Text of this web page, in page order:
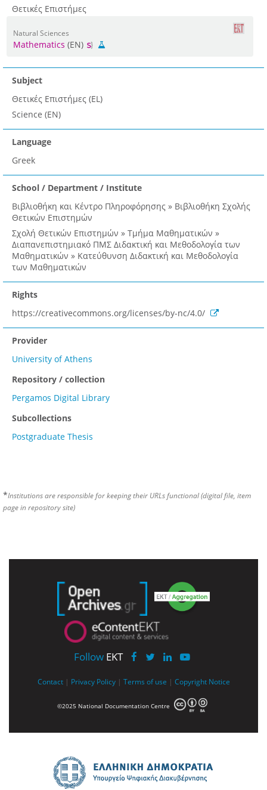
Θετικές Επιστήμες
Natural Sciences
Mathematics (EN)
Subject
Θετικές Επιστήμες (EL)
Science (EN)
Language
Greek
School / Department / Institute
Βιβλιοθήκη και Κέντρο Πληροφόρησης » Βιβλιοθήκη Σχολής
Θετικών Επιστημών
Σχολή Θετικών Επιστημών » Τμήμα Μαθηματικών »
Διαπανεπιστημιακό ΠΜΣ Διδακτική και Μεθοδολογία των
Μαθηματικών » Κατεύθυνση Διδακτική και Μεθοδολογία
των Μαθηματικών
Rights
https://creativecommons.org/licenses/by-nc/4.0/
Provider
University of Athens
Repository / collection
Pergamos Digital Library
Subcollections
Postgraduate Thesis
*Institutions are responsible for keeping their URLs functional (digital file, item
page in repository site)
Follow EKT
Contact | Privacy Policy | Terms of use | Copyright Notice
©2025 National Documentation Centre